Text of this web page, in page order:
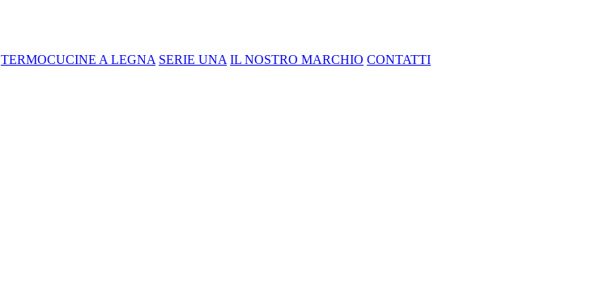
TERMOCUCINE A LEGNA SERIE UNA IL NOSTRO MARCHIO CONTATTI